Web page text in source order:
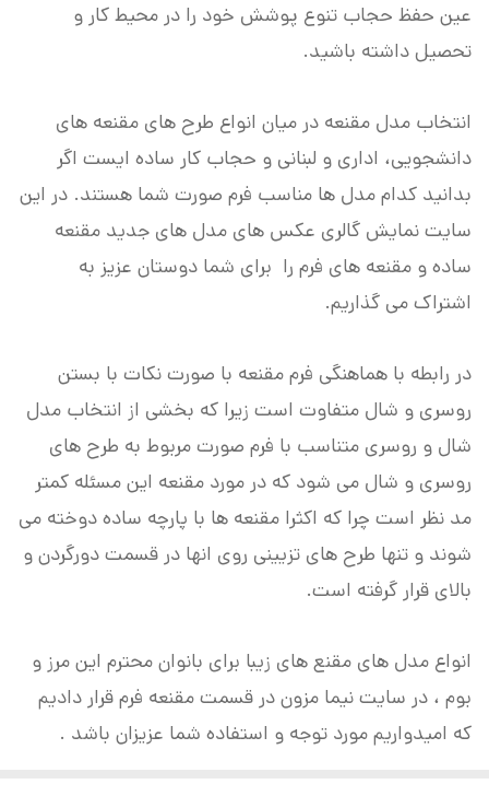
عین حفظ حجاب تنوع پوشش خود را در محیط کار و
تحصیل داشته باشید.
انتخاب مدل مقنعه در میان انواع طرح های مقنعه های
دانشجویی، اداری و لبنانی و حجاب کار ساده ایست اگر
بدانید کدام مدل ها مناسب فرم صورت شما هستند. در این
سایت نمایش گالری عکس های مدل های جدید مقنعه
ساده و مقنعه های فرم را برای شما دوستان عزیز به
اشتراک می گذاریم.
در رابطه با هماهنگی فرم مقنعه با صورت نکات با بستن
روسری و شال متفاوت است زیرا که بخشی از انتخاب مدل
شال و روسری متناسب با فرم صورت مربوط به طرح های
روسری و شال می شود که در مورد مقنعه این مسئله کمتر
مد نظر است چرا که اکثرا مقنعه ها با پارچه ساده دوخته می
شوند و تنها طرح های تزیینی روی انها در قسمت دورگردن و
بالای قرار گرفته است.
انواع مدل های مقنع های زیبا برای بانوان محترم این مرز و
بوم ، در سایت نیما مزون در قسمت مقنعه فرم قرار دادیم
که امیدواریم مورد توجه و استفاده شما عزیزان باشد .